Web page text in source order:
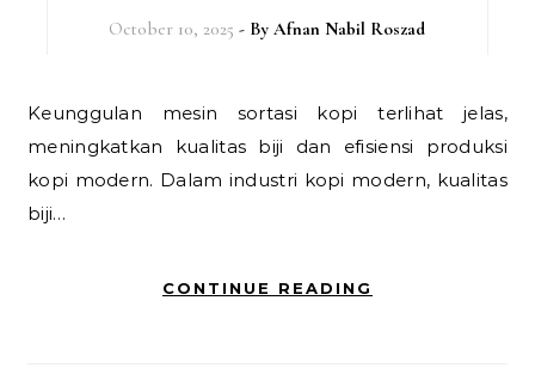
October 10, 2025 - ByAfnan Nabil Roszad
Keunggulan mesin sortasi kopi terlihat jelas,
meningkatkan kualitas biji dan efisiensi produksi
kopi modern. Dalam industri kopi modern, kualitas
biji…
CONTINUE READING